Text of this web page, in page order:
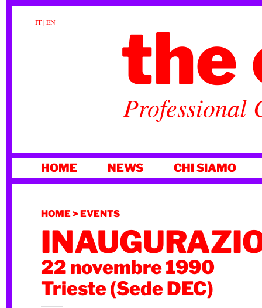
IT|EN the
Professional
AL
HOME NEWS CHI SIAMO
HOME> EVENTS
22 novembre 1990
Trieste (Sede DEC)